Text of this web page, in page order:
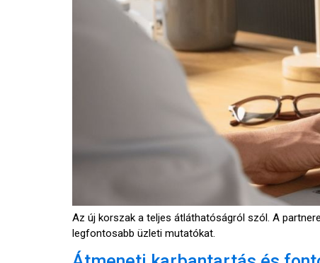
Az új korszak a teljes átláthatóságról szól. A
legfontosabb üzleti mutatókat.